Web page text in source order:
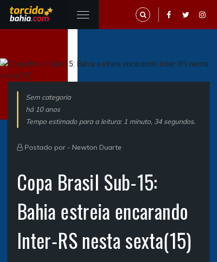
Sem categoria
há 10 anos
Tempo estimado para a leitura: 1 minuto, 34 segundos.
Postado por - Newton Duarte
Copa Brasil Sub-15:
Bahia estreia encarando
Inter-RS nesta sexta(15)